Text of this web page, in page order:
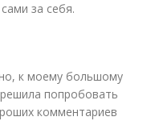
за себя.
к моему большому
попробовать
комментариев